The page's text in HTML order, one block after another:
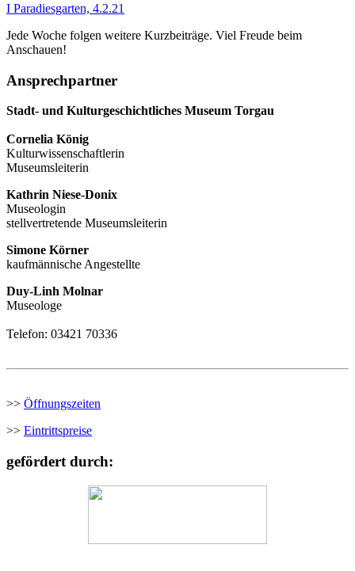
I Paradiesgarten, 4.2.21
Jede Woche folgen weitere Kurzbeiträge. Viel Freude beim
Anschauen!
Ansprechpartner
Stadt- und Kulturgeschichtliches Museum Torgau
Cornelia König
Kulturwissenschaftlerin
Museumsleiterin
Kathrin Niese-Donix
Museologin
stellvertretende Museumsleiterin
Simone Körner
kaufmännische Angestellte
Duy-Linh Molnar
Museologe
Telefon: 03421 70336
>> Öffnungszeiten
>> Eintrittspreise
gefördert durch: